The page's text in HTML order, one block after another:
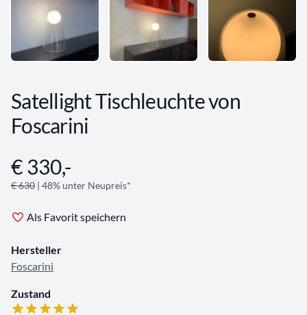
Satellight Tischleuchte von
Foscarini
Angebotsinformationen
€ 330,-
€ 630 | 48% unter Neupreis*
Als Favorit speichern
Hersteller
Foscarini
Zustand